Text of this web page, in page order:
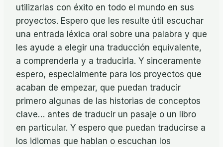
utilizarlas con éxito en todo el mundo en sus
proyectos. Espero que les resulte útil escuchar
una entrada léxica oral sobre una palabra y que
les ayude a elegir una traducción equivalente,
a comprenderla y a traducirla. Y sinceramente
espero, especialmente para los proyectos que
acaban de empezar, que puedan traducir
primero algunas de las historias de conceptos
clave… antes de traducir un pasaje o un libro
en particular. Y espero que puedan traducirse a
los idiomas que hablan o escuchan los